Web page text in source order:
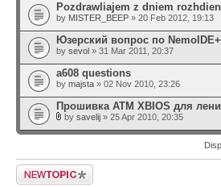
Pozdrawliajem z dniem
by MISTER_BEEP » 20 Feb 2012, 19:13
Юзерский вопрос по
by sevol » 31 Mar 2011, 20:37
a608 questions
by majsta » 02 Nov 2010, 23:26
Прошивка АТМ XBIOS для
by savelij » 25 Apr 2010, 20:35
Post a new topic